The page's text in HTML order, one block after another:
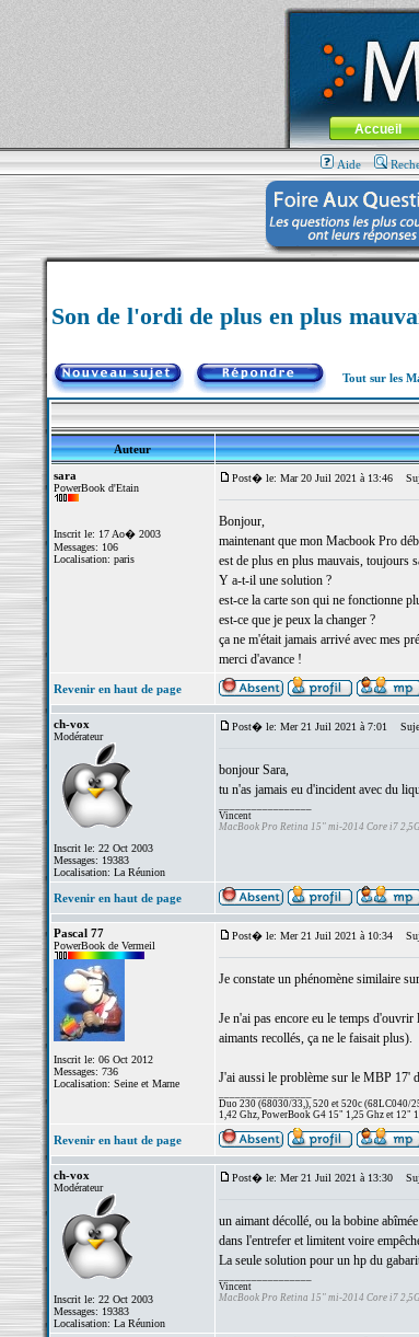
MacBook-fr.com : 100%
Aller au contenu-
Menu général
Accueil
Aide
Son de l'ordi de plus en plus
Tout sur les
Auteur
sara
PowerBook d'Etain
Inscrit le: 17 Ao� 2003
Messages: 106
Localisation: paris
Post� le: Mar 20 Juil 2021 à 13:46
Bonjour,
maintenant que mon Macbook Pro
est de plus en plus mauvais, toujours
Y a-t-il une solution ?
est-ce la carte son qui ne fonctionne
est-ce que je peux la changer ?
ça ne m'était jamais arrivé avec mes
merci d'avance !
Revenir en haut de page
ch-vox
Modérateur
Inscrit le: 22 Oct 2003
Messages: 19383
Localisation: La Réunion
Post� le: Mer 21 Juil 2021 à 7:01
bonjour Sara,
tu n'as jamais eu d'incident avec du
Vincent
MacBook Pro Retina 15" mi-2014 Core i7
Revenir en haut de page
Pascal 77
PowerBook de Vermeil
Inscrit le: 06 Oct 2012
Messages: 736
Localisation: Seine et Marne
Post� le: Mer 21 Juil 2021 à 10:34
Je constate un phénomène similaire
Je n'ai pas encore eu le temps
aimants recollés, ça ne le faisait plus).
J'ai aussi le problème sur le MBP 17'
Duo 230 (68030/33,), 520 et 520c (68LC040/
1,42 Ghz, PowerBook G4 15" 1,25 Ghz et 12"
Revenir en haut de page
ch-vox
Modérateur
Inscrit le: 22 Oct 2003
Messages: 19383
Localisation: La Réunion
Post� le: Mer 21 Juil 2021 à 13:30
un aimant décollé, ou la bobine
dans l'entrefer et limitent voire
La seule solution pour un hp du
Vincent
MacBook Pro Retina 15" mi-2014 Core i7